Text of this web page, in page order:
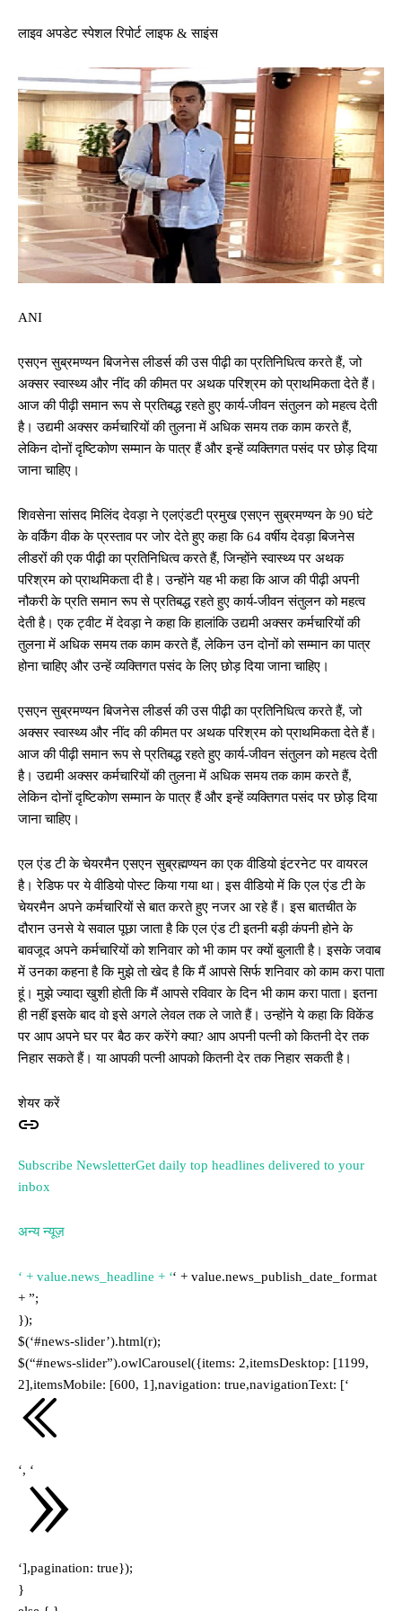
लाइव अपडेट स्पेशल रिपोर्ट लाइफ & साइंस
ANI
एसएन सुब्रमण्यन बिजनेस लीडर्स की उस पीढ़ी का प्रतिनिधित्व करते हैं, जो
अक्सर स्वास्थ्य और नींद की कीमत पर अथक परिश्रम को प्राथमिकता देते हैं।
आज की पीढ़ी समान रूप से प्रतिबद्ध रहते हुए कार्य-जीवन संतुलन को महत्व देती
है। उद्यमी अक्सर कर्मचारियों की तुलना में अधिक समय तक काम करते हैं,
लेकिन दोनों दृष्टिकोण सम्मान के पात्र हैं और इन्हें व्यक्तिगत पसंद पर छोड़ दिया
जाना चाहिए।
शिवसेना सांसद मिलिंद देवड़ा ने एलएंडटी प्रमुख एसएन सुब्रमण्यन के 90 घंटे
के वर्किंग वीक के प्रस्ताव पर जोर देते हुए कहा कि 64 वर्षीय देवड़ा बिजनेस
लीडरों की एक पीढ़ी का प्रतिनिधित्व करते हैं, जिन्होंने स्वास्थ्य पर अथक
परिश्रम को प्राथमिकता दी है। उन्होंने यह भी कहा कि आज की पीढ़ी अपनी
नौकरी के प्रति समान रूप से प्रतिबद्ध रहते हुए कार्य-जीवन संतुलन को महत्व
देती है। एक ट्वीट में देवड़ा ने कहा कि हालांकि उद्यमी अक्सर कर्मचारियों की
तुलना में अधिक समय तक काम करते हैं, लेकिन उन दोनों को सम्मान का पात्र
होना चाहिए और उन्हें व्यक्तिगत पसंद के लिए छोड़ दिया जाना चाहिए।
एसएन सुब्रमण्यन बिजनेस लीडर्स की उस पीढ़ी का प्रतिनिधित्व करते हैं, जो
अक्सर स्वास्थ्य और नींद की कीमत पर अथक परिश्रम को प्राथमिकता देते हैं।
आज की पीढ़ी समान रूप से प्रतिबद्ध रहते हुए कार्य-जीवन संतुलन को महत्व देती
है। उद्यमी अक्सर कर्मचारियों की तुलना में अधिक समय तक काम करते हैं,
लेकिन दोनों दृष्टिकोण सम्मान के पात्र हैं और इन्हें व्यक्तिगत पसंद पर छोड़ दिया
जाना चाहिए।
एल एंड टी के चेयरमैन एसएन सुब्रह्मण्यन का एक वीडियो इंटरनेट पर वायरल
है। रेडिफ पर ये वीडियो पोस्ट किया गया था। इस वीडियो में कि एल एंड टी के
चेयरमैन अपने कर्मचारियों से बात करते हुए नजर आ रहे हैं। इस बातचीत के
दौरान उनसे ये सवाल पूछा जाता है कि एल एंड टी इतनी बड़ी कंपनी होने के
बावजूद अपने कर्मचारियों को शनिवार को भी काम पर क्यों बुलाती है। इसके जवाब
में उनका कहना है कि मुझे तो खेद है कि मैं आपसे सिर्फ शनिवार को काम करा पाता
हूं। मुझे ज्यादा खुशी होती कि मैं आपसे रविवार के दिन भी काम करा पाता। इतना
ही नहीं इसके बाद वो इसे अगले लेवल तक ले जाते हैं। उन्होंने ये कहा कि विकेंड
पर आप अपने घर पर बैठ कर करेंगे क्या? आप अपनी पत्नी को कितनी देर तक
निहार सकते हैं। या आपकी पत्नी आपको कितनी देर तक निहार सकती है।
शेयर करें
Subscribe NewsletterGet daily top headlines delivered to your
inbox
अन्य न्यूज़
‘ + value.news_headline + ‘‘ + value.news_publish_date_format
+ ”;
});
$(‘#news-slider’).html(r);
$(“#news-slider”).owlCarousel({items: 2,itemsDesktop: [1199,
2],itemsMobile: [600, 1],navigation: true,navigationText: [‘
‘, ‘
‘],pagination: true});
}